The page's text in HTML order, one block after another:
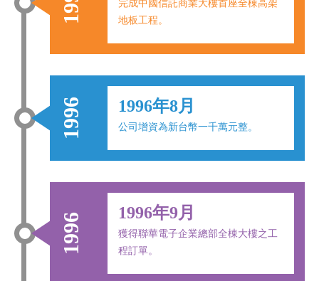
完成中國信託商業大樓首座全棟高架
地板工程。
1996 1996年8月
公司增資為新台幣一千萬元整。
1996 1996年9月
獲得聯華電子企業總部全棟大樓之工
程訂單。